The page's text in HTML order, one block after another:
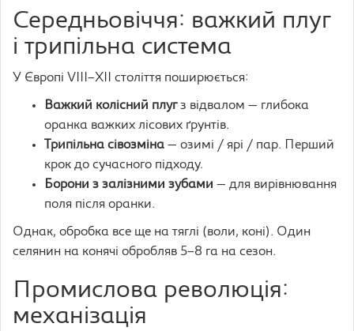
Середньовіччя: важкий плуг
і трипільна система
У Європі VIII–XII століття поширюється:
Важкий колісний плугз відвалом — глибока
оранка важких лісових ґрунтів.
Трипільна сівозміна — озимі / ярі / пар. Перший
крок до сучасного підходу.
Борони з залізними зубами — для вирівнювання
поля після оранки.
Однак, обробка все ще на тяглі (воли, коні). Один
селянин на конячі обробляв 5–8 га на сезон.
Промислова революція:
механізація